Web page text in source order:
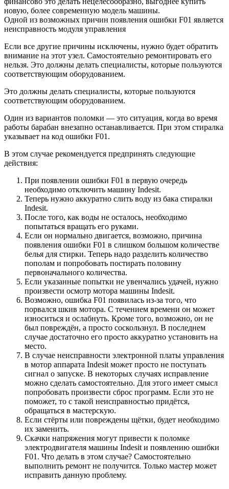
новую, более современную модель машины.
Одной из возможных причин появления ошибки F01 является
неисправность модуля управления
Если все другие причины исключены, нужно будет обратить
внимание на этот узел. Самостоятельно ремонтировать его
нельзя. Это должны делать специалисты, которые пользуются
соответствующим оборудованием.
Это должны делать специалисты, которые пользуются
соответствующим оборудованием.
Один из вариантов поломки — это ситуация, когда во время
работы барабан внезапно останавливается. При этом стиралка
указывает на код ошибки F01.
В этом случае рекомендуется предпринять следующие
действия:
При появлении ошибки F01 в первую очередь
необходимо отключить машину Indesit.
Теперь нужно аккуратно слить воду из бака стиралки
Indesit.
После того, как воды не осталось, необходимо
попытаться вращать его руками.
Если он нормально двигается, возможно, причина
появления ошибки F01 в слишком большом количестве
белья для стирки. Теперь надо разделить количество
пополам и попробовать постирать половину
первоначального количества.
Если указанные попытки не увенчались удачей, нужно
произвести осмотр мотора машины Indesit.
Возможно, ошибка F01 появилась из-за того, что
порвался шкив мотора. С течением времени он может
износиться и ослабнуть. Кроме того, возможно, он не
был повреждён, а просто соскользнул. В последнем
случае достаточно его просто аккуратно установить на
место.
В случае неисправности электронной платы управления
в мотор аппарата Indesit может просто не поступать
сигнал о запуске. В некоторых случаях исправление
можно сделать самостоятельно. Для этого имеет смысл
попробовать произвести сброс программ. Если это не
поможет, то с такой неисправностью придётся,
обращаться в мастерскую.
Если стёрты или повреждены щётки, будет необходимо
их заменить.
Скачки напряжения могут привести к поломке
электродвигателя машины Indesit и появлению ошибки
F01. Что делать в этом случае? Самостоятельно
выполнить ремонт не получится. Только мастер может
исправить данную проблему.